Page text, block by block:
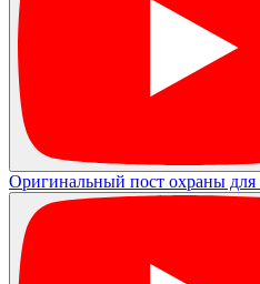
Оригинальный пост охраны для